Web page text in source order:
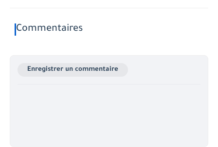
Commentaires
Enregistrer un commentaire